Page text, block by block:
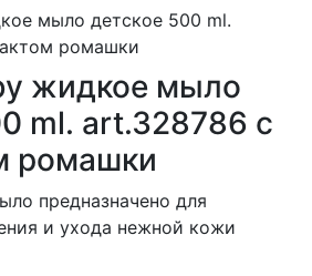
жидкое мыло
ml. art.328786 с
ромашки
предназначено для
и ухода нежной кожи